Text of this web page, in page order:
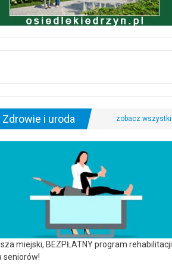
Zdrowie i uroda
miejski, BEZPŁATNY program rehabilitacji
seniorów!